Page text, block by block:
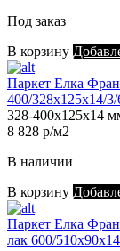
Под заказ
В корзину
Паркет Елка
400/328х125х14/3/
328-400х125х14
8 828 р/м2
В наличии
В корзину
Паркет Елка
лак 600/